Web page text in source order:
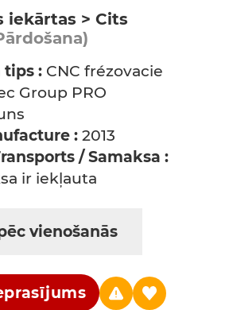
iekārtas > Cits
tips : CNC frézovacie
Group PRO
: 2013
/ Samaksa :
ir iekļauta
vienošanās